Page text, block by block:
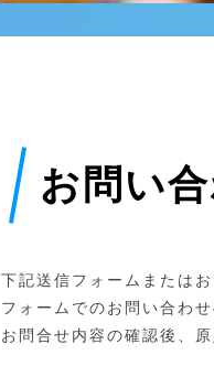
お問い
下記送信フォームまたは
フォームでのお問い合わ
お問合せ内容の確認後、